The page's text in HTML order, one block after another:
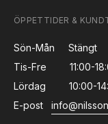
ÖPPETTIDER &
Sön-Mån
Stängt
Tis-Fre
11:00-
Lördag
10:00-
E-post